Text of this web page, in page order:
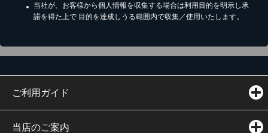
当社が、お客様から個人情報を収集する場合は利用目的を明示し承
諾を得た上で 目的を達成しうる範囲内で収集／使用いたします。
ご利用ガイド
当店のご案内